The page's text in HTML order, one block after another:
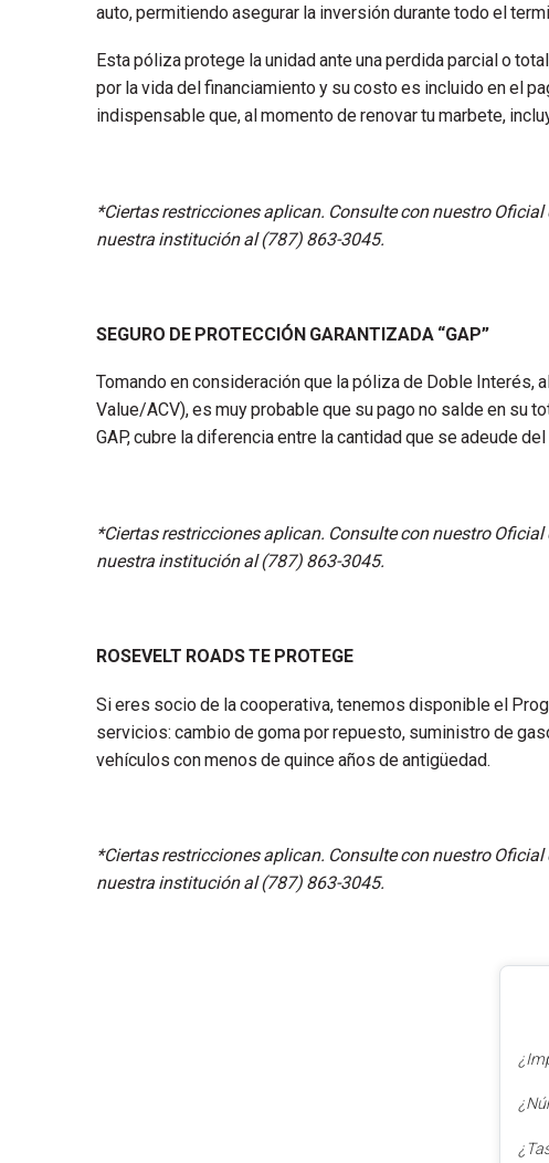
auto, permitiendo asegurar la inversión durante todo el
Esta póliza protege la unidad ante una perdida parcial o
por la vida del financiamiento y su costo es incluido en el
indispensable que, al momento de renovar tu marbete,
*Ciertas restricciones aplican. Consulte con nuestro
nuestra institución al (787) 863-3045.
SEGURO DE PROTECCIÓN GARANTIZADA “GAP”
Tomando en consideración que la póliza de Doble Interés,
Value/ACV), es muy probable que su pago no salde en su
GAP, cubre la diferencia entre la cantidad que se adeude
*Ciertas restricciones aplican. Consulte con nuestro
nuestra institución al (787) 863-3045.
ROSEVELT ROADS TE PROTEGE
Si eres socio de la cooperativa, tenemos disponible el
servicios: cambio de goma por repuesto, suministro de
vehículos con menos de quince años de antigüedad.
*Ciertas restricciones aplican. Consulte con nuestro
nuestra institución al (787) 863-3045.